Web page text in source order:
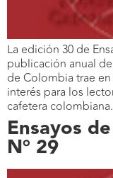
La edición 30 de
publicación anual
de Colombia trae
interés para los
cafetera colombiana.
Ensayos
N° 29